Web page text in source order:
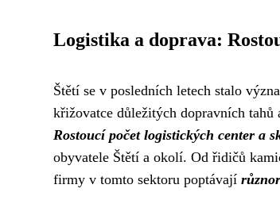
Logistika a doprava:
Štětí se v posledních letech stalo
křižovatce důležitých dopravních
Rostoucí počet logistických center a
obyvatele Štětí a okolí. Od řidičů
firmy v tomto sektoru poptávají